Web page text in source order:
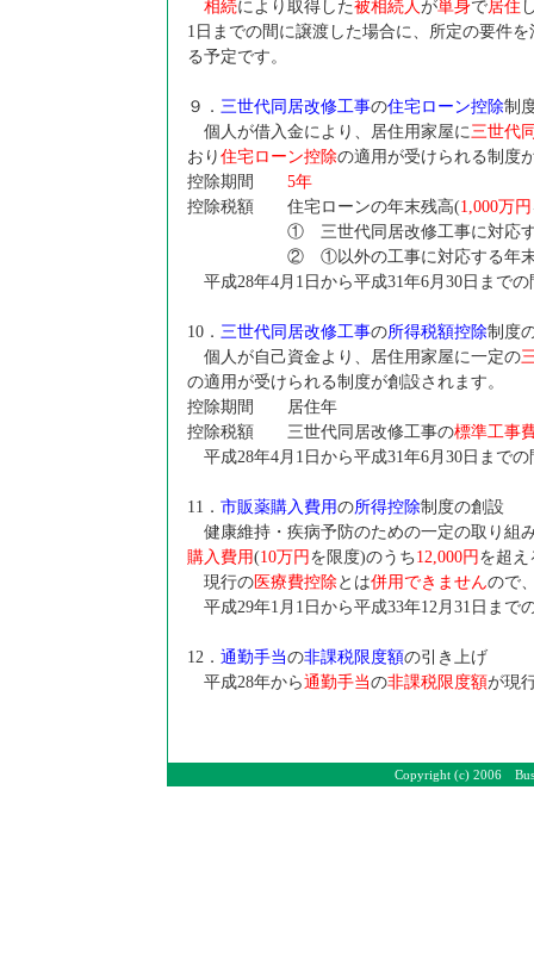
相続により取得した被相続人が単身で居住
1日までの間に譲渡した場合に、所定の要件
る予定です。
９． 三世代同居改修工事の住宅ローン控除制
個人が借入金により、居住用家屋に三世代
おり 住宅ローン控除の適用が受けられる制度
控除期間 5年
控除税額 住宅ローンの年末残高(1,000万円
① 三世代同居改修工事に対応す
② ①以外の工事に対応する年末
平成28年4月1日から平成31年6月30日まで
10 ． 三世代同居改修工事の所得税額控除制度
個人が自己資金より、居住用家屋に一定の
の適用が受けられる制度が創設されます。
控除期間 居住年
控除税額 三世代同居改修工事の標準工事
平成28年4月1日から平成31年6月30日まで
11 ． 市販薬購入費用の所得控除制度の創設
健康維持・疾病予防のための一定の取り組
購入費用(10万円 を限度)のうち12,000円 を超え
現行の 医療費控除 とは併用できませんので
平成29年1月1日から平成33年12月31日まで
12 ． 通勤手当の非課税限度額の引き上げ
平成28年から通勤手当の非課税限度額が現
Copyright (c) 2006